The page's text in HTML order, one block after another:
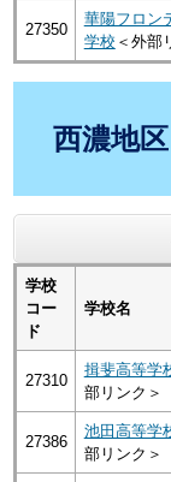
27350
華陽フロン
学校 ＜外部
西濃地区
学校
コー
ド
学校名
27310
揖斐高等学
部リンク＞
27386
池田高等学
部リンク＞